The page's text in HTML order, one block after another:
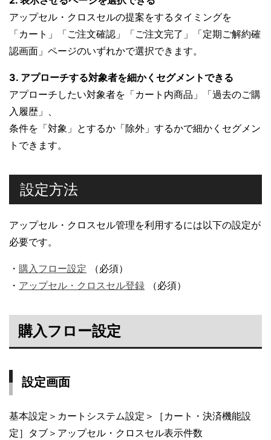
アップセル・クロスセルの提案をするタイミングを
「カート」「ご注文確認」「ご注文完了」「定期ご解約確
認画面」ページのいずれかで選択できます。
3. アプローチする対象者を細かくセグメントできる
アプローチしたい対象者を「カート内商品」「過去のご購
入履歴」、
条件を「対象」とするか「除外」するかで細かくセグメン
トできます。
設定方法
アップセル・クロスセル管理を利用するには以下の設定が
必要です。
・ 購入フロー設定 （必須）
・ アップセル・クロスセル登録 （必須）
購入フロー設定
設定画面
基本設定＞カートシステム設定＞［カート・決済機能設
定］タブ＞アップセル・クロスセル表示件数